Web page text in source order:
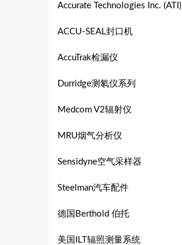
Accurate Technologies Inc. (ATI)
ACCU-SEAL封口机
AccuTrak检漏仪
Durridge测氡仪系列
Medcom V2辐射仪
MRU烟气分析仪
Sensidyne空气采样器
Steelman汽车配件
德国Berthold 伯托
美国ILT辐照测量系统